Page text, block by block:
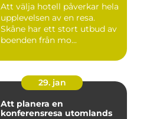
Att välja hotell påverkar hela
upplevelsen av en resa.
Skåne har ett stort utbud av
boenden från mo...
29. jan
Att planera en
konferensresa utomlands